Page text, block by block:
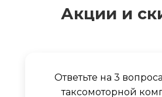
Акции и
Ответьте на 3
таксомоторной